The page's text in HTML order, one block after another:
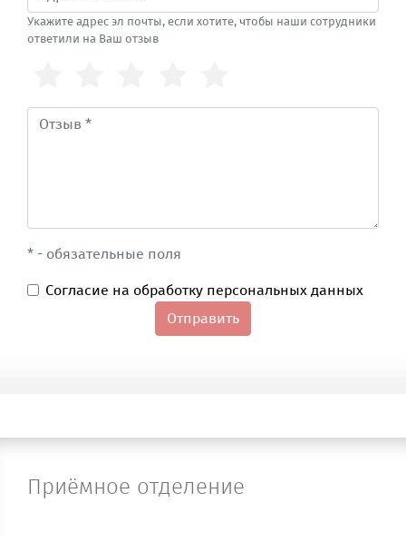
Укажите адрес эл почты, если хотите, чтобы наши сотрудники
ответили на Ваш отзыв
* - обязательные поля
Согласие на обработку персональных данных
Отправить
Приёмное отделение